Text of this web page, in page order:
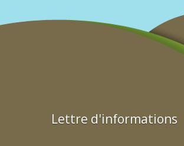
Lettre d'informations